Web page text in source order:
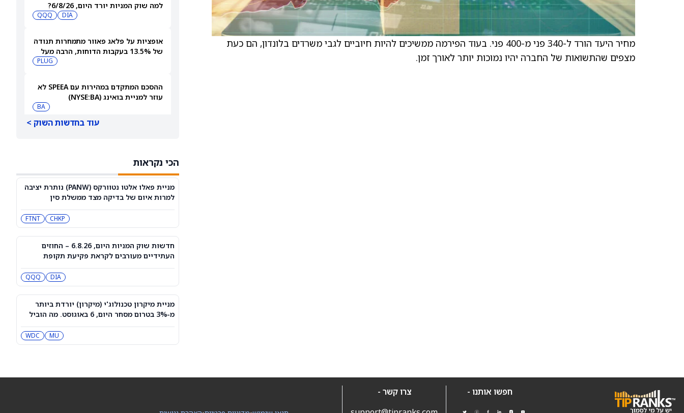
למה שוק המניות יורד היום, 6/8/26?
DIA
QQQ
אופציות על פלאג פאוור מתמחרות תנודה
של 13.5% בעקבות הדוחות, הרבה מעל
PLUG
ההסכם המתקדם במהירות עם SPEEA לא
עוזר למניית בואינג (NYSE:BA)
BA
למה מניית הפני סטוק סקייקורפ סולר
גרופ (PN) עולה היום?
סיכויי פולימרקט: האם [UAA], ‏[WEN] ו-
[MKTX] יכו את תחזיות הדוח מחר?
UAA
WEN
מניית מיקרוסופט (מיקרוסופט) עולה בזמן
מניית טייק טו אינטראקטיב (TTWO) ירדה
למרות החדשות על טריילר ל-GTA VI
MSFT
NFLX
עוד בחדשות השוק >
הכי נקראות
מניית פאלו אלטו נטוורקס (PANW) נותרת יציבה
למרות איום של בדיקה מצד ממשלת סין
CHKP
FTNT
חדשות שוק המניות היום, 6.8.26 – החוזים
העתידיים מעורבים לקראת פקיעת תקופת
החסימה של ספייס אקס
DIA
QQQ
מניית מיקרון טכנולוג'י (מיקרון) יורדת ביותר
מ-3% בטרום מסחר היום, 6 באוגוסט. מה הוביל
לגל המכירות?
MU
WDC
מחיר היעד הורד ל-340 פני מ-400 פני. בעוד הפירמה ממשיכים להיות חיוביים לגבי משרדים בלונדון, הם כעת
מצפים שהתשואות של החברה יהיו נמוכות יותר לאורך זמן.
חפשו אותנו -
צרו קשר -